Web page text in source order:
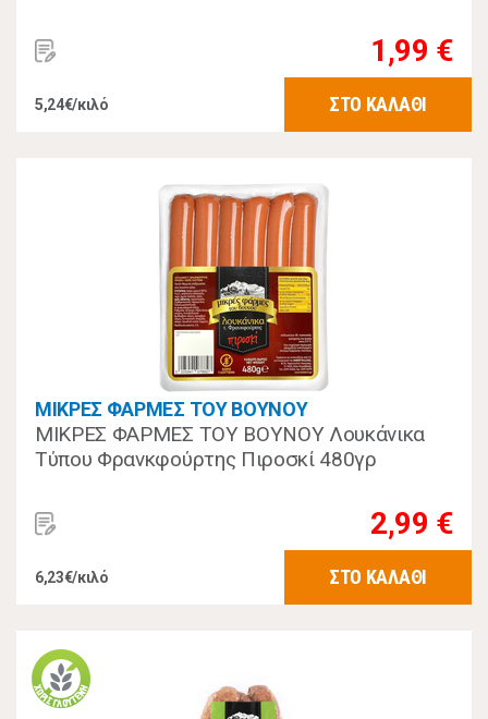
1,99 €
5,24€/κιλό ΣΤΟ ΚΑΛΑΘΙ
ΜΙΚΡΕΣ ΦΑΡΜΕΣ ΤΟΥ ΒΟΥΝΟΥ
ΜΙΚΡΕΣ ΦΑΡΜΕΣ ΤΟΥ ΒΟΥΝΟΥ Λουκάνικα
Τύπου Φρανκφούρτης Πιροσκί 480γρ
2,99 €
6,23€/κιλό ΣΤΟ ΚΑΛΑΘΙ